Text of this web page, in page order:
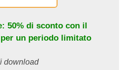
50% di sconto con il
un periodo limitato
download